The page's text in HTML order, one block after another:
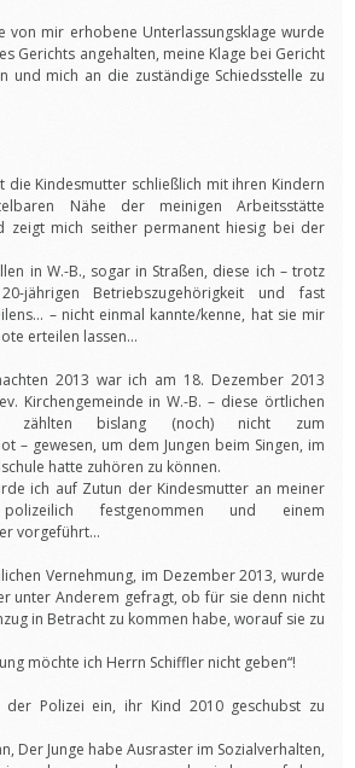
von mir erhobene Unterlassungsklage wurde
Gerichts angehalten, meine Klage bei Gericht
und mich an die zuständige Schiedsstelle zu
die Kindesmutter schließlich mit ihren Kindern
Nähe der meinigen Arbeitsstätte
zeigt mich seither permanent hiesig bei der
in W.-B., sogar in Straßen, diese ich – trotz
jährigen Betriebszugehörigkeit und fast
– nicht einmal kannte/kenne, hat sie mir
erteilen lassen…
2013 war ich am 18. Dezember 2013
Kirchengemeinde in W.-B. – diese örtlichen
zählten bislang (noch) nicht zum
– gewesen, um dem Jungen beim Singen, im
hatte zuhören zu können.
ich auf Zutun der Kindesmutter an meiner
festgenommen und einem
vorgeführt…
Vernehmung, im Dezember 2013, wurde
unter Anderem gefragt, ob für sie denn nicht
in Betracht zu kommen habe, worauf sie zu
möchte ich Herrn Schiffler nicht geben“!
der Polizei ein, ihr Kind 2010 geschubst zu
Der Junge habe Ausraster im Sozialverhalten,